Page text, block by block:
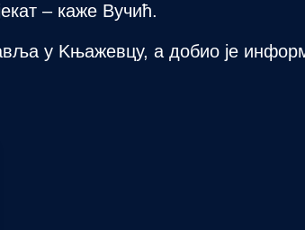
– каже Вучић.
у Kњажевцу, а добио је